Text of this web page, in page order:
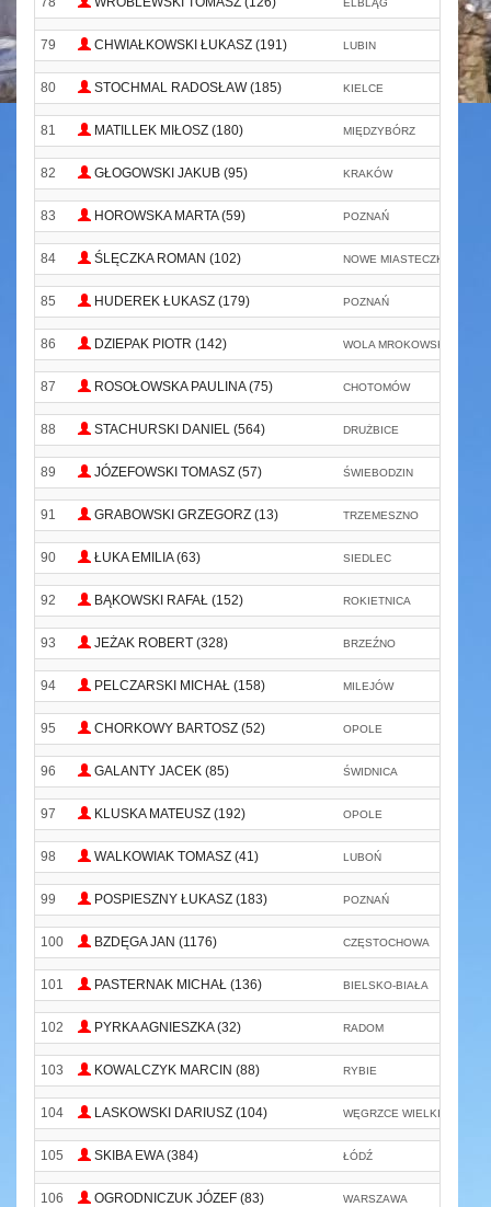
ELBLĄG
79 CHWIAŁKOWSKI ŁUKASZ (191) LUBIN
80 STOCHMAL RADOSŁAW (185) KIELCE
81 MATILLEK MIŁOSZ (180) MIĘDZYBÓRZ
82 GŁOGOWSKI JAKUB (95) KRAKÓW
83 HOROWSKA MARTA (59) POZNAŃ
84 ŚLĘCZKA ROMAN (102) NOWE MIASTECZKO
85 HUDEREK ŁUKASZ (179) POZNAŃ
86 DZIEPAK PIOTR (142) WOLA MROKOWSKA
87 ROSOŁOWSKA PAULINA (75) CHOTOMÓW
88 STACHURSKI DANIEL (564) DRUŻBICE
89 JÓZEFOWSKI TOMASZ (57) ŚWIEBODZIN
91 GRABOWSKI GRZEGORZ (13) TRZEMESZNO
90 ŁUKA EMILIA (63) SIEDLEC
92 BĄKOWSKI RAFAŁ (152) ROKIETNICA
93 JEŻAK ROBERT (328) BRZEŹNO
94 PELCZARSKI MICHAŁ (158) MILEJÓW
95 CHORKOWY BARTOSZ (52) OPOLE
96 GALANTY JACEK (85) ŚWIDNICA
97 KLUSKA MATEUSZ (192) OPOLE
98 WALKOWIAK TOMASZ (41) LUBOŃ
99 POSPIESZNY ŁUKASZ (183) POZNAŃ
100 BZDĘGA JAN (1176) CZĘSTOCHOWA
101 PASTERNAK MICHAŁ (136) BIELSKO-BIAŁA
102 PYRKA AGNIESZKA (32) RADOM
103 KOWALCZYK MARCIN (88) RYBIE
104 LASKOWSKI DARIUSZ (104) WĘGRZCE WIELKIE
105 SKIBA EWA (384) ŁÓDŹ
106 OGRODNICZUK JÓZEF (83) WARSZAWA